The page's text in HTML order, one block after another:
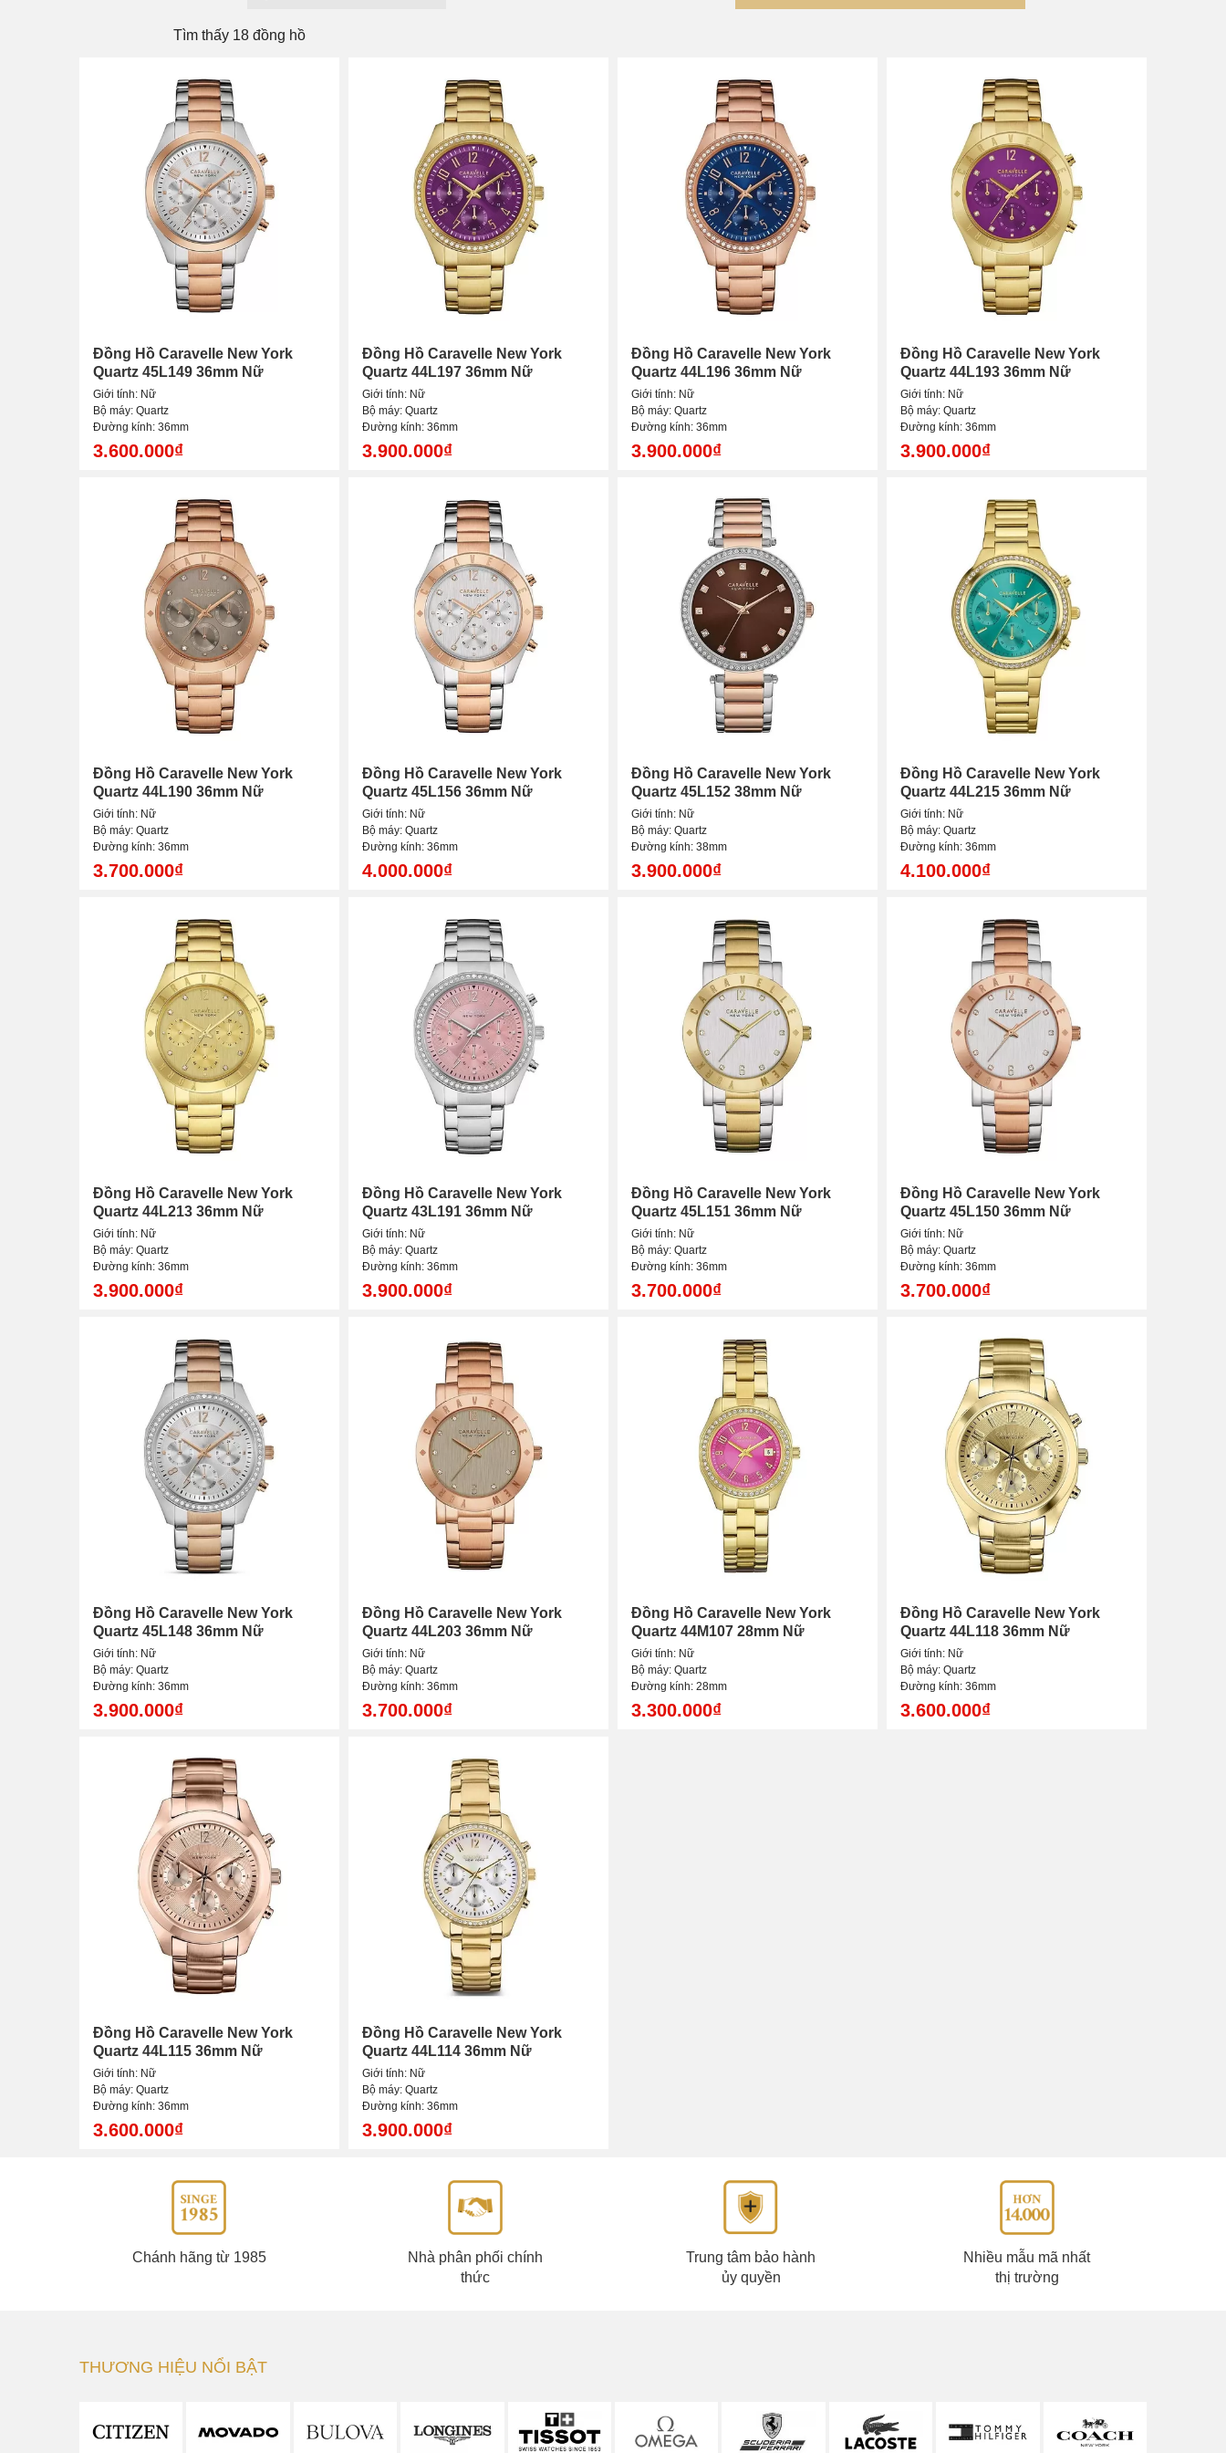
trường. Chúng tôi có đầy đủ các loại
đồng hồ Caravelle namvàđồng hồ Caravelle nữ
Đến với Tân Tân Watch, quý khách có thể an tâm vì chúng tôi luôn có sẵn lượng mẫu mã đa dạng và nhiều phân khúc giá khác nhau nhất. Điều chúng tôi luôn cam
kết với khách hàng chính là dịch vụ khách hàng luôn được ưu tiên hàng đầu trong triết lí kinh doanh của chúng tôi.
Tìm thấy 18 đồng hồ
Đồng Hồ Caravelle New York
Quartz 45L149 36mm Nữ
Giới tính: Nữ
Bộ máy: Quartz
Đường kính: 36mm
3.600.000₫
Đồng Hồ Caravelle New York
Quartz 44L197 36mm Nữ
Giới tính: Nữ
Bộ máy: Quartz
Đường kính: 36mm
3.900.000₫
Đồng Hồ Caravelle New York
Quartz 44L196 36mm Nữ
Giới tính: Nữ
Bộ máy: Quartz
Đường kính: 36mm
3.900.000₫
Đồng Hồ Caravelle New York
Quartz 44L193 36mm Nữ
Giới tính: Nữ
Bộ máy: Quartz
Đường kính: 36mm
3.900.000₫
Đồng Hồ Caravelle New York
Quartz 44L190 36mm Nữ
Giới tính: Nữ
Bộ máy: Quartz
Đường kính: 36mm
3.700.000₫
Đồng Hồ Caravelle New York
Quartz 45L156 36mm Nữ
Giới tính: Nữ
Bộ máy: Quartz
Đường kính: 36mm
4.000.000₫
Đồng Hồ Caravelle New York
Quartz 45L152 38mm Nữ
Giới tính: Nữ
Bộ máy: Quartz
Đường kính: 38mm
3.900.000₫
Đồng Hồ Caravelle New York
Quartz 44L215 36mm Nữ
Giới tính: Nữ
Bộ máy: Quartz
Đường kính: 36mm
4.100.000₫
Đồng Hồ Caravelle New York
Quartz 44L213 36mm Nữ
Giới tính: Nữ
Bộ máy: Quartz
Đường kính: 36mm
3.900.000₫
Đồng Hồ Caravelle New York
Quartz 43L191 36mm Nữ
Giới tính: Nữ
Bộ máy: Quartz
Đường kính: 36mm
3.900.000₫
Đồng Hồ Caravelle New York
Quartz 45L151 36mm Nữ
Giới tính: Nữ
Bộ máy: Quartz
Đường kính: 36mm
3.700.000₫
Đồng Hồ Caravelle New York
Quartz 45L150 36mm Nữ
Giới tính: Nữ
Bộ máy: Quartz
Đường kính: 36mm
3.700.000₫
Đồng Hồ Caravelle New York
Quartz 45L148 36mm Nữ
Giới tính: Nữ
Bộ máy: Quartz
Đường kính: 36mm
3.900.000₫
Đồng Hồ Caravelle New York
Quartz 44L203 36mm Nữ
Giới tính: Nữ
Bộ máy: Quartz
Đường kính: 36mm
3.700.000₫
Đồng Hồ Caravelle New York
Quartz 44M107 28mm Nữ
Giới tính: Nữ
Bộ máy: Quartz
Đường kính: 28mm
3.300.000₫
Đồng Hồ Caravelle New York
Quartz 44L118 36mm Nữ
Giới tính: Nữ
Bộ máy: Quartz
Đường kính: 36mm
3.600.000₫
Đồng Hồ Caravelle New York
Quartz 44L115 36mm Nữ
Giới tính: Nữ
Bộ máy: Quartz
Đường kính: 36mm
3.600.000₫
Đồng Hồ Caravelle New York
Quartz 44L114 36mm Nữ
Giới tính: Nữ
Bộ máy: Quartz
Đường kính: 36mm
3.900.000₫
Chánh hãng từ 1985
Nhà phân phối chính
thức
Trung tâm bảo hành
ủy quyền
Nhiều mẫu mã nhất
thị trường
THƯƠNG HIỆU NỔI BẬT